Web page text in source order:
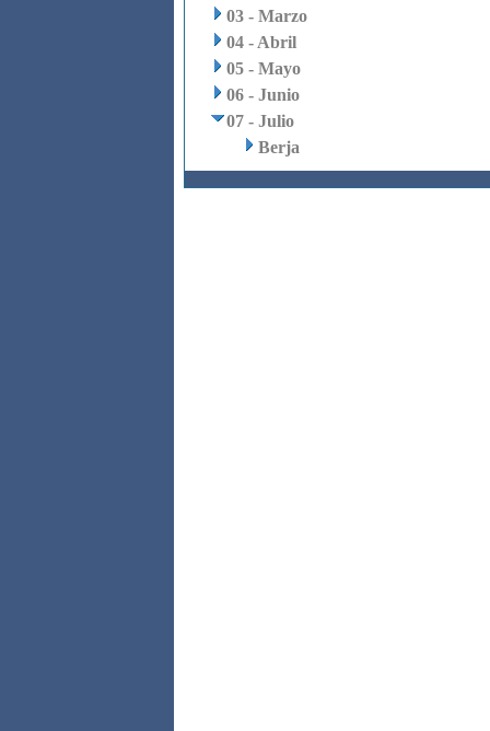
03 - Marzo
04 - Abril
05 - Mayo
06 - Junio
07 - Julio
Berja